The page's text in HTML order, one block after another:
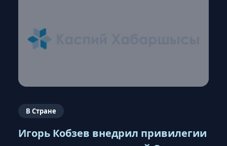
В Стране
Игорь Кобзев внедрил привилегии